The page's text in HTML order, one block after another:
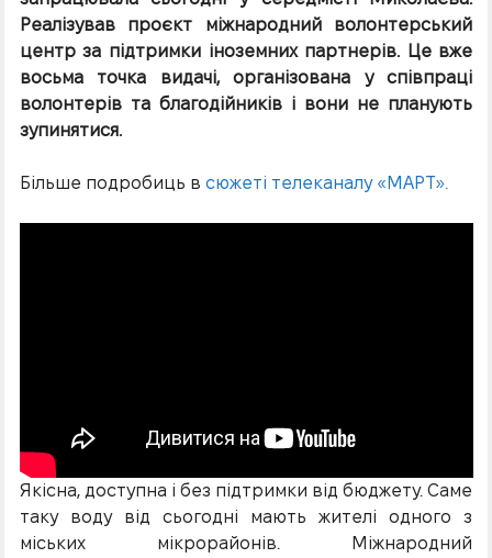
Реалізував проєкт міжнародний волонтерський
центр за підтримки іноземних партнерів. Це вже
восьма точка видачі, організована у співпраці
волонтерів та благодійників і вони не планують
зупинятися.
Більше подробиць в сюжеті телеканалу «МАРТ».
Якісна, доступна і без підтримки від бюджету. Саме
таку воду від сьогодні мають жителі одного з
міських мікрорайонів. Міжнародний